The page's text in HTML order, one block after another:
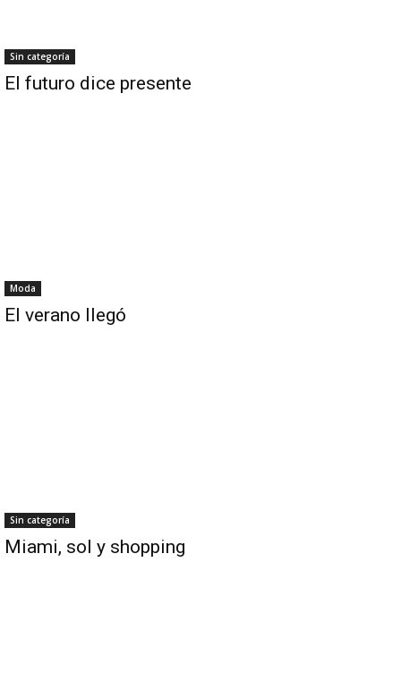
Sin categoría
El futuro dice presente
Moda
El verano llegó
Sin categoría
Miami, sol y shopping